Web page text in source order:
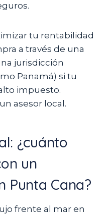
tu rentabilidad
a través de una
jurisdicción
Panamá) si tu
impuesto.
asesor local.
¿cuánto
un
Punta Cana?
frente al mar en